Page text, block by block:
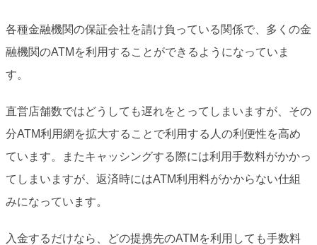
各種金融機関の保証会社を請け負っている関係で、多くの金
融機関のATMを利用することができるようになっていま
す。
直営店舗数ではどうしても遅れをとってしまいますが、その
分ATM利用網を拡大することで利用する人の利便性を高め
ています。またキャッシングする際には利用手数料がかかっ
てしまいますが、返済時にはATM利用料がかからない仕組
みになっています。
入金するだけなら、どの提携先のATMを利用しても手数料